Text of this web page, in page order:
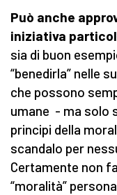
Può anche
iniziativa
sia di buon
“benedirla” nelle
che possono
umane - ma solo
principi della
scandalo per
Certamente non
“moralità”